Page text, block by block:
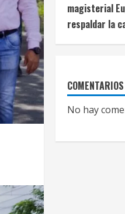
magisterial
respaldar la
No hay